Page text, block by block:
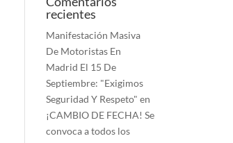
recientes
Manifestación Masiva
De Motoristas En
Madrid El 15 De
Septiembre: "Exigimos
Seguridad Y Respeto" en
¡CAMBIO DE FECHA! Se
convoca a todos los